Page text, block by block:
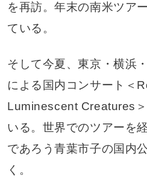
を再訪。年末の南米ツア
ている。
そして今夏、東京・横浜
による国内コンサート＜
Luminescent Creatures
いる。世界でのツアーを
であろう青葉市子の国内
く。